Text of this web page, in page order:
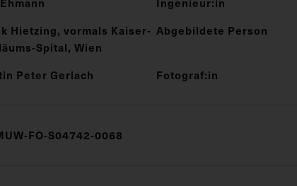
Hietzing, vormals Kaiser-
Spital, Wien
Abgebildete Person
Peter Gerlach Fotograf:in
FO-S04742-0068